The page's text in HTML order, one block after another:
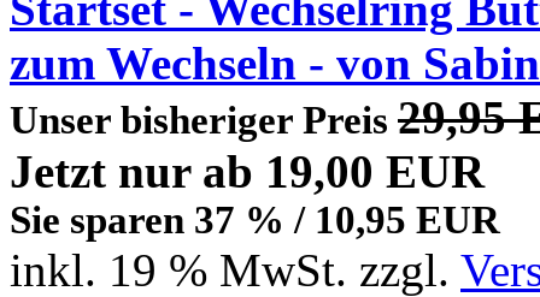
zum Wechseln - von
Unser bisheriger Preis 29,95
Jetzt nur ab 19,00 EUR
Sie sparen 37 % / 10,95 EUR
inkl. 19 % MwSt. zzgl.